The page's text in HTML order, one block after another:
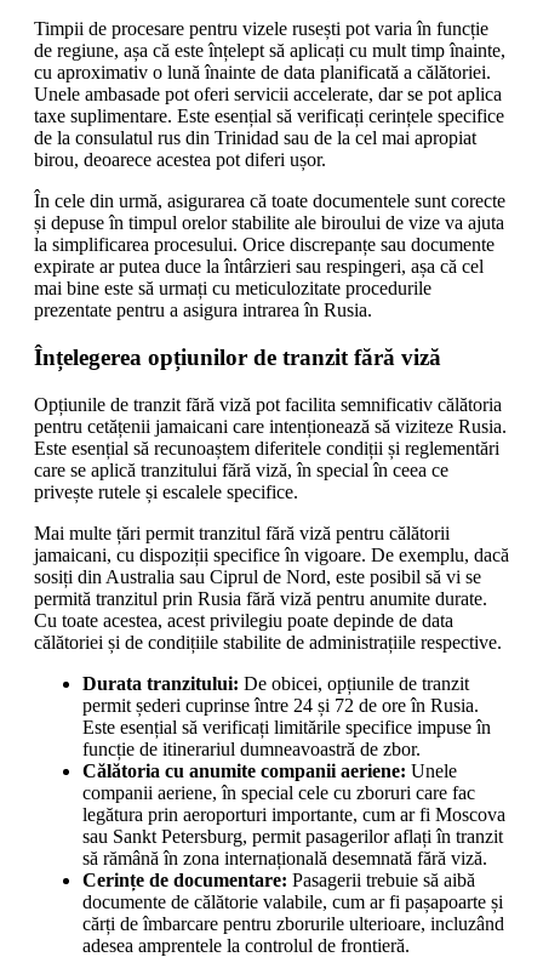
Timpii de procesare pentru vizele rusești pot varia în funcție
de regiune, așa că este înțelept să aplicați cu mult timp înainte,
cu aproximativ o lună înainte de data planificată a călătoriei.
Unele ambasade pot oferi servicii accelerate, dar se pot aplica
taxe suplimentare. Este esențial să verificați cerințele specifice
de la consulatul rus din Trinidad sau de la cel mai apropiat
birou, deoarece acestea pot diferi ușor.
În cele din urmă, asigurarea că toate documentele sunt corecte
și depuse în timpul orelor stabilite ale biroului de vize va ajuta
la simplificarea procesului. Orice discrepanțe sau documente
expirate ar putea duce la întârzieri sau respingeri, așa că cel
mai bine este să urmați cu meticulozitate procedurile
prezentate pentru a asigura intrarea în Rusia.
Înțelegerea opțiunilor de tranzit fără viză
Opțiunile de tranzit fără viză pot facilita semnificativ călătoria
pentru cetățenii jamaicani care intenționează să viziteze Rusia.
Este esențial să recunoaștem diferitele condiții și reglementări
care se aplică tranzitului fără viză, în special în ceea ce
privește rutele și escalele specifice.
Mai multe țări permit tranzitul fără viză pentru călătorii
jamaicani, cu dispoziții specifice în vigoare. De exemplu, dacă
sosiți din Australia sau Ciprul de Nord, este posibil să vi se
permită tranzitul prin Rusia fără viză pentru anumite durate.
Cu toate acestea, acest privilegiu poate depinde de data
călătoriei și de condițiile stabilite de administrațiile respective.
Durata tranzitului: De obicei, opțiunile de tranzit
permit șederi cuprinse între 24 și 72 de ore în Rusia.
Este esențial să verificați limitările specifice impuse în
funcție de itinerariul dumneavoastră de zbor.
Călătoria cu anumite companii aeriene: Unele
companii aeriene, în special cele cu zboruri care fac
legătura prin aeroporturi importante, cum ar fi Moscova
sau Sankt Petersburg, permit pasagerilor aflați în tranzit
să rămână în zona internațională desemnată fără viză.
Cerințe de documentare: Pasagerii trebuie să aibă
documente de călătorie valabile, cum ar fi pașapoarte și
cărți de îmbarcare pentru zborurile ulterioare, incluzând
adesea amprentele la controlul de frontieră.